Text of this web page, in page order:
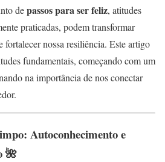
depassos para ser feliz, atitudes
praticadas, podem transformar
fortalecer nossa resiliência. Este artigo
fundamentais, começando com um
na importância de nos conectar
Autoconhecimento e
🌺